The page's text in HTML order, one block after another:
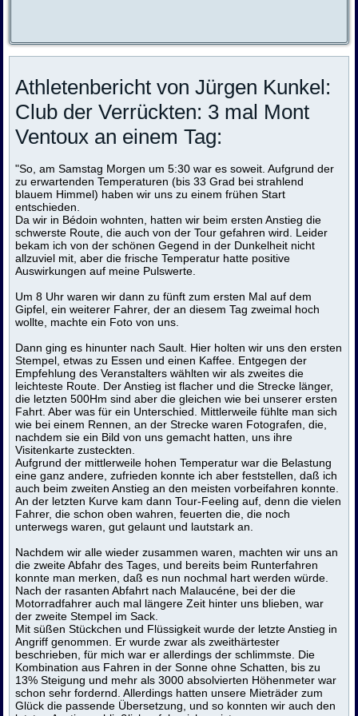
Athletenbericht von Jürgen Kunkel:
Club der Verrückten: 3 mal Mont
Ventoux an einem Tag:
"So, am Samstag Morgen um 5:30 war es soweit. Aufgrund der
zu erwartenden Temperaturen (bis 33 Grad bei strahlend
blauem Himmel) haben wir uns zu einem frühen Start
entschieden.
Da wir in Bédoin wohnten, hatten wir beim ersten Anstieg die
schwerste Route, die auch von der Tour gefahren wird. Leider
bekam ich von der schönen Gegend in der Dunkelheit nicht
allzuviel mit, aber die frische Temperatur hatte positive
Auswirkungen auf meine Pulswerte.
Um 8 Uhr waren wir dann zu fünft zum ersten Mal auf dem
Gipfel, ein weiterer Fahrer, der an diesem Tag zweimal hoch
wollte, machte ein Foto von uns.
Dann ging es hinunter nach Sault. Hier holten wir uns den ersten
Stempel, etwas zu Essen und einen Kaffee. Entgegen der
Empfehlung des Veranstalters wählten wir als zweites die
leichteste Route. Der Anstieg ist flacher und die Strecke länger,
die letzten 500Hm sind aber die gleichen wie bei unserer ersten
Fahrt. Aber was für ein Unterschied. Mittlerweile fühlte man sich
wie bei einem Rennen, an der Strecke waren Fotografen, die,
nachdem sie ein Bild von uns gemacht hatten, uns ihre
Visitenkarte zusteckten.
Aufgrund der mittlerweile hohen Temperatur war die Belastung
eine ganz andere, zufrieden konnte ich aber feststellen, daß ich
auch beim zweiten Anstieg an den meisten vorbeifahren konnte.
An der letzten Kurve kam dann Tour-Feeling auf, denn die vielen
Fahrer, die schon oben wahren, feuerten die, die noch
unterwegs waren, gut gelaunt und lautstark an.
Nachdem wir alle wieder zusammen waren, machten wir uns an
die zweite Abfahr des Tages, und bereits beim Runterfahren
konnte man merken, daß es nun nochmal hart werden würde.
Nach der rasanten Abfahrt nach Malaucéne, bei der die
Motorradfahrer auch mal längere Zeit hinter uns blieben, war
der zweite Stempel im Sack.
Mit süßen Stückchen und Flüssigkeit wurde der letzte Anstieg in
Angriff genommen. Er wurde zwar als zweithärtester
beschrieben, für mich war er allerdings der schlimmste. Die
Kombination aus Fahren in der Sonne ohne Schatten, bis zu
13% Steigung und mehr als 3000 absolvierten Höhenmeter war
schon sehr fordernd. Allerdings hatten unsere Mieträder zum
Glück die passende Übersetzung, und so konnten wir auch den